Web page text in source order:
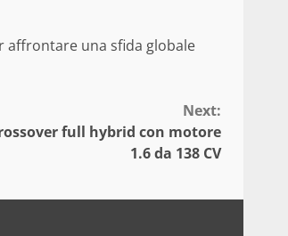
affrontare una sfida globale
Next:
full hybrid con motore
1.6 da 138 CV